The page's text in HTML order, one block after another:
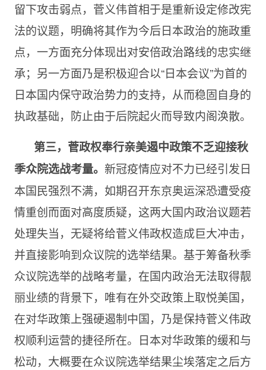
留下攻击弱点，菅义伟首相于是重新设定修改宪
法的议题，明确将其作为今后日本政治的施政重
点，一方面充分体现出对安倍政治路线的忠实继
承；另一方面乃是积极迎合以“日本会议”为首的
日本国内保守政治势力的支持，从而稳固自身的
执政基础，防止由于后院起火而导致内阁涣散。
第三，菅政权奉行亲美遏中政策不乏迎接秋
季众院选战考量。 新冠疫情应对不力已经引发日
本国民强烈不满，如期召开东京奥运深恐遭受疫
情重创而面对高度质疑，这两大国内政治议题若
处理失当，无疑将给菅义伟政权造成巨大冲击，
并直接影响到众议院的选举结果。基于筹备秋季
众议院选举的战略考量，在国内政治无法取得靓
丽业绩的背景下，唯有在外交政策上取悦美国，
在对华政策上强硬遏制中国，乃是保持菅义伟政
权顺利运营的捷径所在。日本对华政策的缓和与
松动，大概要在众议院选举结果尘埃落定之后方